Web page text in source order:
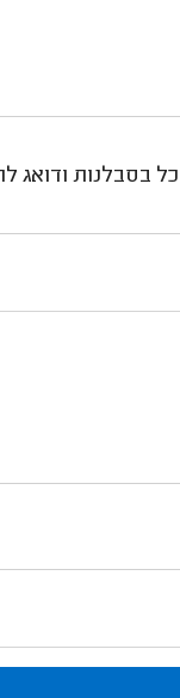
בסבלנות ודואג